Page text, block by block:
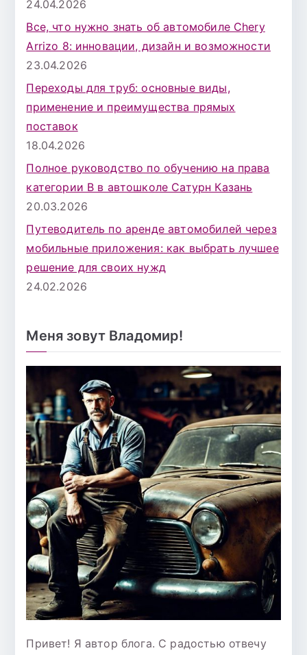
24.04.2026
Все, что нужно знать об автомобиле Chery
Arrizo 8: инновации, дизайн и возможности
23.04.2026
Переходы для труб: основные виды,
применение и преимущества прямых
поставок
18.04.2026
Полное руководство по обучению на права
категории B в автошколе Сатурн Казань
20.03.2026
Путеводитель по аренде автомобилей через
мобильные приложения: как выбрать лучшее
решение для своих нужд
24.02.2026
Меня зовут Владомир!
Привет! Я автор блога. С радостью отвечу